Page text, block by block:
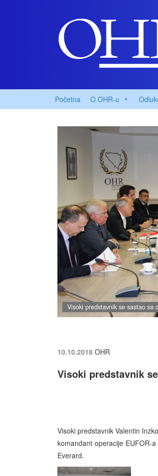
Početna O OHR-u
Visoki predstavnik se sastao sa
10.10.2018 OHR
Visoki predstavnik
Visoki predstavnik Valentin
komandant operacije EUFOR-
Everard.